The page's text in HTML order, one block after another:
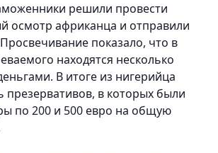
решили провести
осмотр африканца и отправили
показало, что в
находятся несколько
В итоге из нигерийца
презервативов, в которых были
по 200 и 500 евро на общую